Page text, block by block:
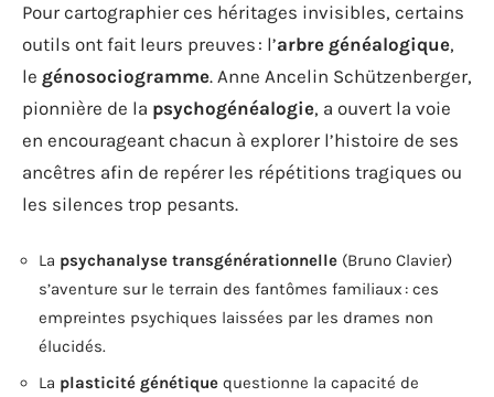
Pour cartographier ces héritages invisibles, certains
outils ont fait leurs preuves : l’arbre généalogique,
le génosociogramme. Anne Ancelin Schützenberger,
pionnière de la psychogénéalogie, a ouvert la voie
en encourageant chacun à explorer l’histoire de ses
ancêtres afin de repérer les répétitions tragiques ou
les silences trop pesants.
La psychanalyse transgénérationnelle (Bruno Clavier)
s’aventure sur le terrain des fantômes familiaux : ces
empreintes psychiques laissées par les drames non
élucidés.
La plasticité génétique questionne la capacité de